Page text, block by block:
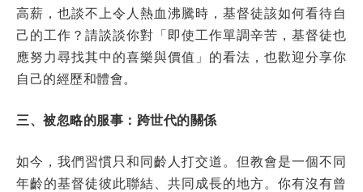
高薪，也談不上令人熱血沸騰時，基督徒該如何看待自
己的工作？請談談你對「即使工作單調辛苦，基督徒也
應努力尋找其中的喜樂與價值」的看法，也歡迎分享你
自己的經歷和體會。
三、被忽略的服事：跨世代的關係
如今，我們習慣只和同齡人打交道。但教會是一個不同
年齡的基督徒彼此聯結、共同成長的地方。你有沒有曾